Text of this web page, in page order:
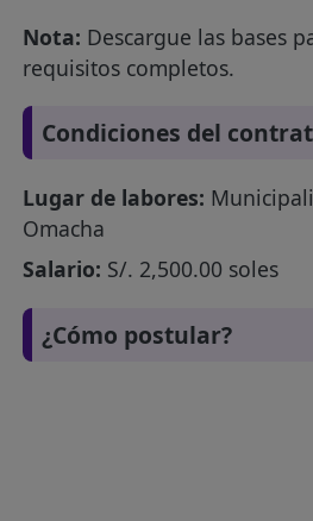
Nota: Descargue las bases
requisitos completos.
Condiciones del
Lugar de labores:
Omacha
Salario: S/. 2,500.00 soles
¿Cómo postular?